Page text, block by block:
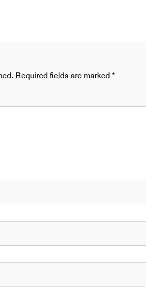
Required fields are marked *